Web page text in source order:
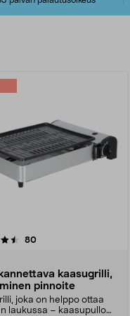
80arvostelut
kaasugrilli,
pinnoite
joka on helppo ottaa
laukussa – kaasupullo
4.5 viidestä